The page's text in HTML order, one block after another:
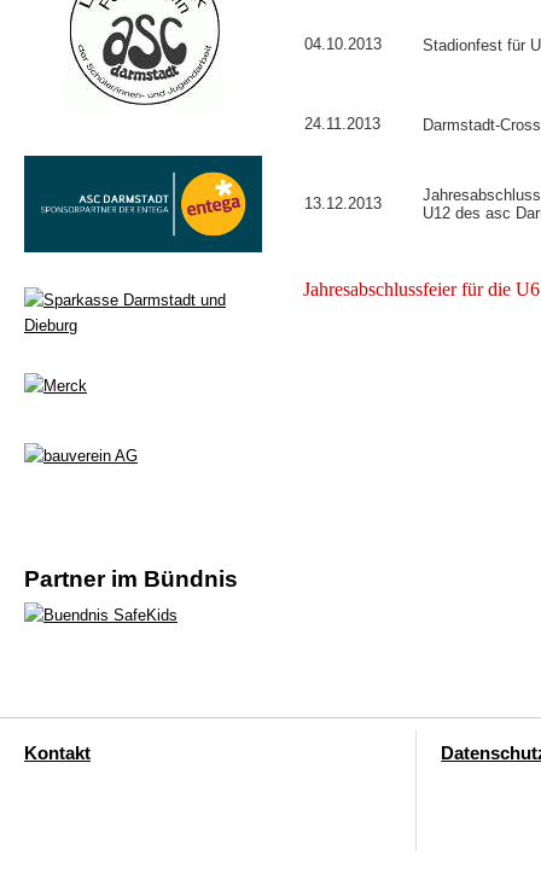
Partner im Bündnis
04.10.2013 Stadionfest für
24.11.2013 Darmstadt-Cross
13.12.2013
U12 des asc
Jahresabschlussfeier für die
Kontakt